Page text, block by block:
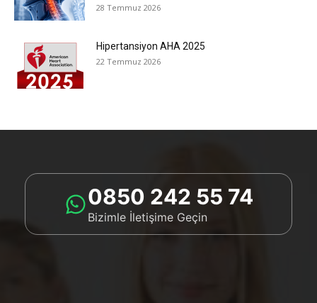
28 Temmuz 2026
Hipertansiyon AHA 2025
22 Temmuz 2026
0850 242 55 74
Bizimle İletişime Geçin